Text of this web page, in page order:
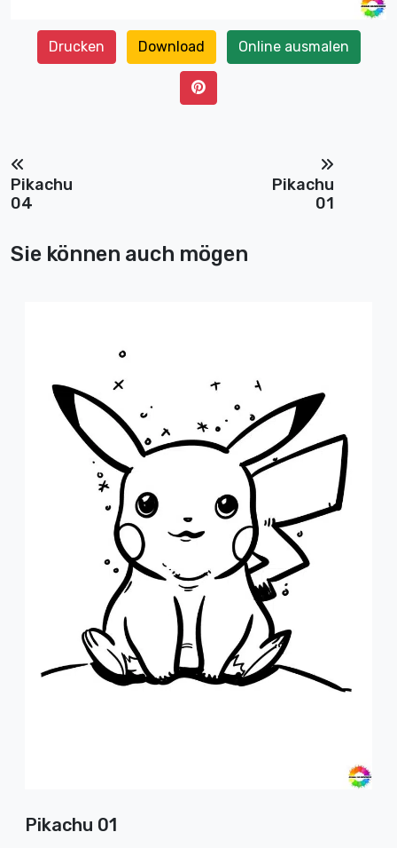
Drucken Download Online ausmalen
Pikachu
04
Pikachu
01
Sie können auch mögen
Pikachu 01